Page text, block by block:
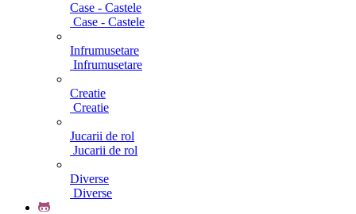
Case - Castele
Case - Castele
Infrumusetare
Infrumusetare
Creatie
Creatie
Jucarii de rol
Jucarii de rol
Diverse
Diverse